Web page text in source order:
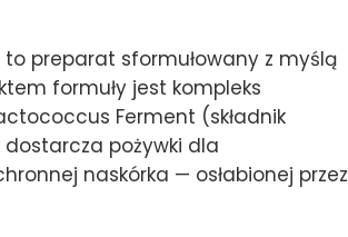
to preparat sformułowany z myślą
formuły jest kompleks
Ferment (składnik
dostarcza pożywki dla
naskórka — osłabionej przez